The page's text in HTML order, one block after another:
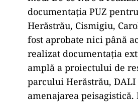
documentația PUZ
Herăstrău, Cismigiu,
fost aprobate nici până
realizat documentația
amplă a proiectului de
parcului Herăstrău,
amenajarea